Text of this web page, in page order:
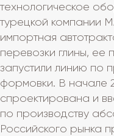
технологическое
турецкой компании
импортная
перевозки глины, ее
запустили линию по
формовки. В начале
спроектирована и
по производству
Российского рынка